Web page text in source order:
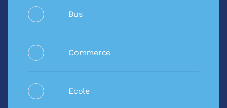
Bus
Commerce
Ecole